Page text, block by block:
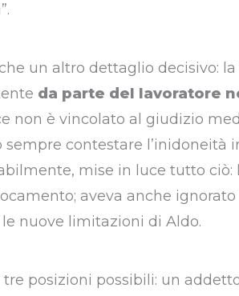
un altro dettaglio decisivo:
da parte del lavoratore
non è vincolato al giudizio
sempre contestare l’inidoneità
mise in luce tutto
aveva anche
nuove limitazioni di Aldo.
tre posizioni possibili: un